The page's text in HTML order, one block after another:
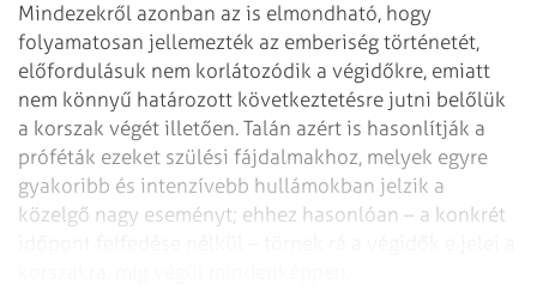
Mindezekről azonban az is elmondható, hogy
folyamatosan jellemezték az emberiség történetét,
elő­fordulásuk nem korlátozódik a végidőkre, emiatt
nem könnyű határozott következtetésre jutni belőlük
a korszak végét illetően. Talán azért is hasonlítják a
próféták ezeket szülési fájdalmakhoz, melyek egyre
gyakoribb és intenzívebb hullámokban jelzik a
közelgő nagy eseményt; ehhez hasonlóan – a konkrét